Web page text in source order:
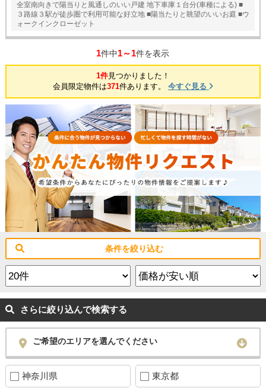
全室南向きで陽当りと風通しのいい戸建 地下車庫１台分(車種による) ■
３路線３駅が徒歩圏で利用可能な好立地 ■陽当たりと眺望のいいお庭 ■ウ
ォークインクローゼット
1件中1～1件を表示
1件見つかりました！
会員限定物件は371件あります。 今すぐ見る
条件を絞り込む
さらに絞り込んで検索する
ご希望のエリアを選んでください
神奈川県 東京都